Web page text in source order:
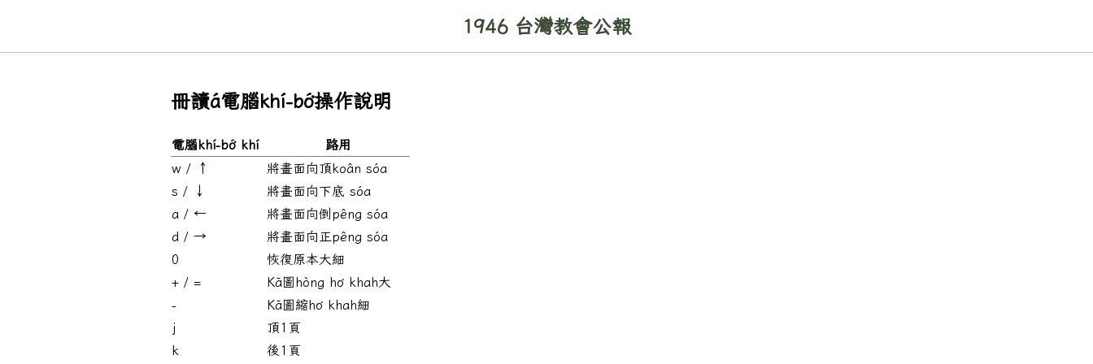
1946 台灣教會公報
冊讀á電腦khí-bó͘操作說明
電腦khí-bó͘ khí
路用
w / ↑
將畫面向頂koân sóa
s / ↓
將畫面向下底 sóa
a / ←
將畫面向倒pêng sóa
d / →
將畫面向正pêng sóa
0
恢復原本大細
+ / =
Kā圖hòng ho͘ khah大
-
Kā圖縮ho͘ khah細
j
頂1頁
k
後1頁